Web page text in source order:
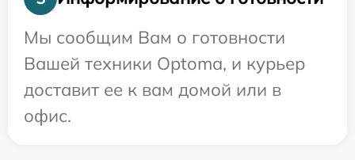
Мы сообщим Вам о готовности
Вашей техники Optoma, и курьер
доставит ее к вам домой или в
офис.